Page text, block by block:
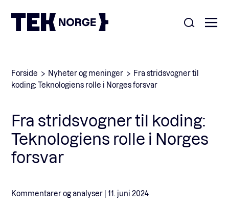
Om oss
Medlemskap
Nyheter
Møteplasser
Kontakt
English
POPULÆRE SØK:
Våre viktigste saker
Medlemskap
Forside Nyheter og meninger
Fra stridsvogner til
koding: Teknologiens rolle i Norges forsvar
Fra stridsvogner til koding:
Teknologiens rolle i Norges
forsvar
Kommentarer og analyser | 11. juni 2024